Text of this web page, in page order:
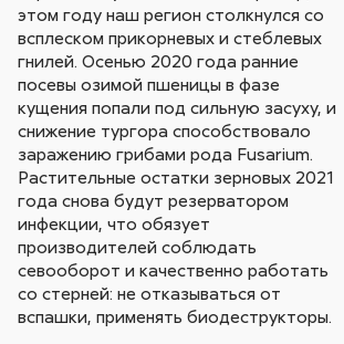
этом году наш регион столкнулся со
всплеском прикорневых и стеблевых
гнилей. Осенью 2020 года ранние
посевы озимой пшеницы в фазе
кущения попали под сильную засуху, и
снижение тургора способствовало
заражению грибами рода Fusarium.
Растительные остатки зерновых 2021
года снова будут резерватором
инфекции, что обязует
производителей соблюдать
севооборот и качественно работать
со стерней: не отказываться от
вспашки, применять биодеструкторы.